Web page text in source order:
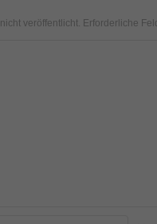
veröffentlicht. Erforderliche
Wir